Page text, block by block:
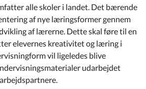
alle skoler i landet. Det bærende
af nye læringsformer gennem
af lærerne. Dette skal føre til en
elevernes kreativitet og læring i
vil ligeledes blive
udarbejdet